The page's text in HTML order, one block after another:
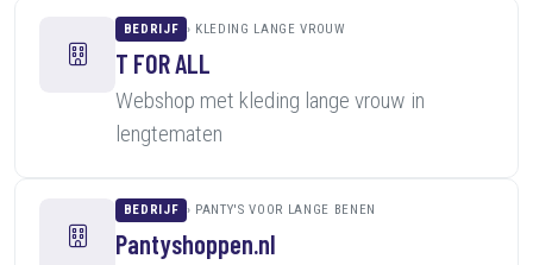
BEDRIJF KLEDING LANGE VROUW
T FOR ALL
Webshop met kleding lange vrouw in
lengtematen
BEDRIJF PANTY'S VOOR LANGE BENEN
Pantyshoppen.nl